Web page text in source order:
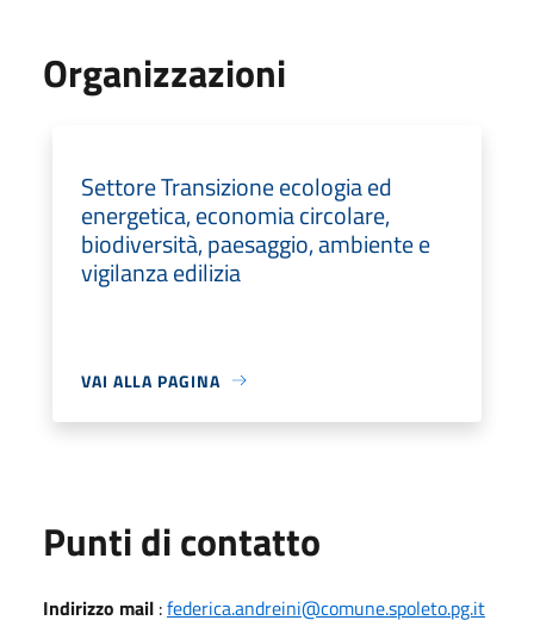
Organizzazioni
Settore Transizione ecologia ed
energetica, economia circolare,
biodiversità, paesaggio, ambiente e
vigilanza edilizia
VAI ALLA PAGINA
Punti di contatto
Indirizzo mail :federica.andreini@comune.spoleto.pg.it